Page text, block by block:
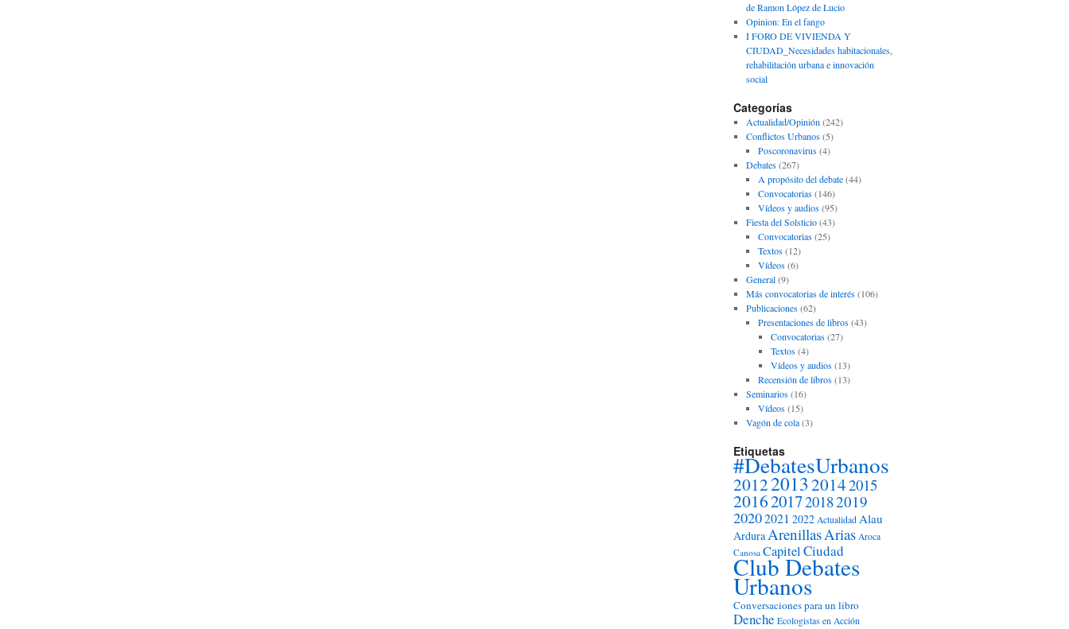
de Ramon López de Lucio
Opinion: En el fango
I FORO DE VIVIENDA Y
CIUDAD_Necesidades habitacionales,
rehabilitación urbana e innovación
social
Categorías
Actualidad/Opinión (242)
Conflictos Urbanos(5)
Poscoronavirus(4)
Debates(267)
A propósito del debate(44)
Convocatorias(146)
Vídeos y audios(95)
Fiesta del Solsticio(43)
Convocatorias(25)
Textos(12)
Vídeos(6)
General(9)
Más convocatorias de interés(106)
Publicaciones(62)
Presentaciones de libros(43)
Convocatorias(27)
Textos(4)
Vídeos y audios(13)
Recensión de libros(13)
Seminarios(16)
Vídeos(15)
Vagón de cola(3)
Etiquetas
#DebatesUrbanos
2012201320142015
2016201720182019
20202021 2022 Actualidad Alau
ArduraArenillasArias Aroca
Canosa CapitelCiudad
Club Debates
Urbanos
Conversaciones para un libro
Denche Ecologistas en Acción